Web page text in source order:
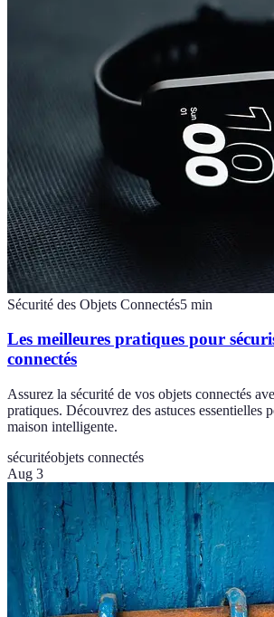
Sécurité des Objets Connectés5 min
Les meilleures pratiques pour
connectés
Assurez la sécurité de vos objets connectés
pratiques. Découvrez des astuces essentielles
maison intelligente.
sécuritéobjets connectés
Aug 3